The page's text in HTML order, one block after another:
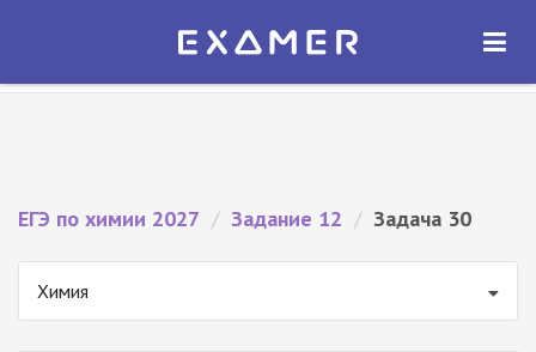
Экзамер — ЕГЭ 2027
ОТКРЫТЬ
ЕГЭ по химии 2027 / Задание 12 / Задача 30
Химия